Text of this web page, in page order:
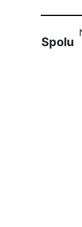
Spolu